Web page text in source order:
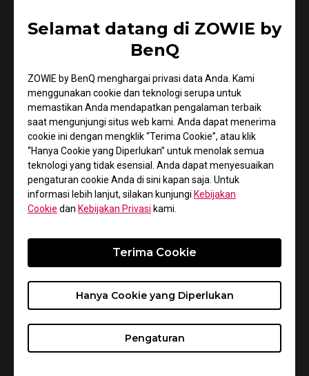
Selamat datang di ZOWIE by
BenQ
ZOWIE by BenQ menghargai privasi data Anda. Kami
menggunakan cookie dan teknologi serupa untuk
memastikan Anda mendapatkan pengalaman terbaik
saat mengunjungi situs web kami. Anda dapat menerima
cookie ini dengan mengklik “Terima Cookie”, atau klik
“Hanya Cookie yang Diperlukan” untuk menolak semua
teknologi yang tidak esensial. Anda dapat menyesuaikan
pengaturan cookie Anda di sini kapan saja. Untuk
informasi lebih lanjut, silakan kunjungi Kebijakan
Cookie dan Kebijakan Privasi kami.
Pengaturan
Hanya Cookie yang Diperlukan
Terima Cookie
kualitas maksimal! 🖥🔥
BenQ ZOWIE XL2546K Monitor Gaming 240Hz dengan
Link Website: https://bit.ly/3luAkK8
Link Pembelian Tokopedia:https://bit.ly/36NQoCo
Link Pembelian Shopee:https://bit.ly/35tSgxW